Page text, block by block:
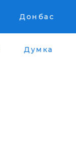
Донбас
Думка